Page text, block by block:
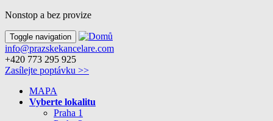
Nonstop a bez provize
Toggle navigation
info@prazskekancelare.com
+420 773 295 925
Zasílejte poptávku >>
MAPA
Vyberte lokalitu
Praha 1